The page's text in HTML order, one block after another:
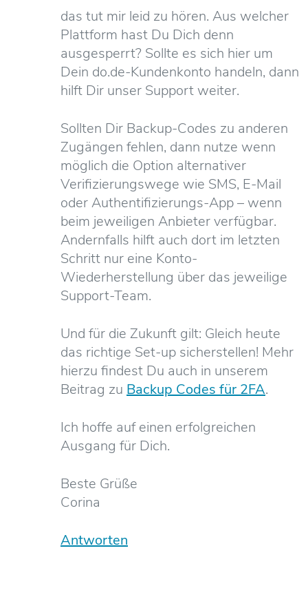
das tut mir leid zu hören. Aus welcher
Plattform hast Du Dich denn
ausgesperrt? Sollte es sich hier um
Dein do.de-Kundenkonto handeln, dann
hilft Dir unser Support weiter.
Sollten Dir Backup-Codes zu anderen
Zugängen fehlen, dann nutze wenn
möglich die Option alternativer
Verifizierungswege wie SMS, E-Mail
oder Authentifizierungs-App – wenn
beim jeweiligen Anbieter verfügbar.
Andernfalls hilft auch dort im letzten
Schritt nur eine Konto-
Wiederherstellung über das jeweilige
Support-Team.
Und für die Zukunft gilt: Gleich heute
das richtige Set-up sicherstellen! Mehr
hierzu findest Du auch in unserem
Beitrag zu Backup Codes für 2FA.
Ich hoffe auf einen erfolgreichen
Ausgang für Dich.
Beste Grüße
Corina
Antworten